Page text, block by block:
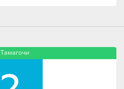
Тамагочи